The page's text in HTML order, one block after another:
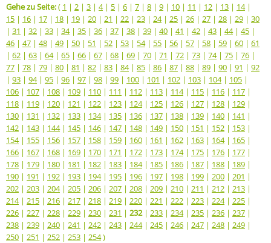
Gehe zu Seite:( 1 | 2 | 3 | 4| 5 | 6 | 7 | 8 | 9 | 10 | 11 | 12 | 13 | 14|
15 | 16 | 17 | 18 | 19 | 20 | 21 | 22 | 23 | 24| 25 | 26 | 27 | 28 | 29 | 30
| 31 | 32 | 33 | 34| 35 | 36 | 37 | 38 | 39 | 40 | 41 | 42 | 43 | 44| 45 |
46 | 47 | 48 | 49 | 50 | 51 | 52 | 53 | 54| 55 | 56 | 57 | 58 | 59 | 60 | 61
| 62 | 63 | 64| 65 | 66 | 67 | 68 | 69 | 70 | 71 | 72 | 73 | 74| 75 | 76 |
77 | 78 | 79 | 80 | 81 | 82 | 83 | 84| 85 | 86 | 87 | 88 | 89 | 90 | 91 | 92
| 93 | 94| 95 | 96 | 97 | 98 | 99 | 100 | 101 | 102 | 103 | 104| 105 |
106 | 107 | 108 | 109 | 110 | 111 | 112 | 113 | 114| 115 | 116 | 117 |
118 | 119 | 120 | 121 | 122 | 123 | 124| 125 | 126 | 127 | 128 | 129 |
130 | 131 | 132 | 133 | 134| 135 | 136 | 137 | 138 | 139 | 140 | 141 |
142 | 143 | 144| 145 | 146 | 147 | 148 | 149 | 150 | 151 | 152 | 153 |
154| 155 | 156 | 157 | 158 | 159 | 160 | 161 | 162 | 163 | 164| 165 |
166 | 167 | 168 | 169 | 170 | 171 | 172 | 173 | 174| 175 | 176 | 177 |
178 | 179 | 180 | 181 | 182 | 183 | 184| 185 | 186 | 187 | 188 | 189 |
190 | 191 | 192 | 193 | 194| 195 | 196 | 197 | 198 | 199 | 200 | 201 |
202 | 203 | 204| 205 | 206 | 207 | 208 | 209 | 210 | 211 | 212 | 213 |
214| 215 | 216 | 217 | 218 | 219 | 220 | 221 | 222 | 223 | 224| 225 |
226 | 227 | 228 | 229 | 230 | 231 | 232| 233 | 234| 235 | 236 | 237 |
238 | 239 | 240 | 241 | 242 | 243 | 244| 245 | 246 | 247 | 248 | 249 |
250 | 251 | 252 | 253 | 254)